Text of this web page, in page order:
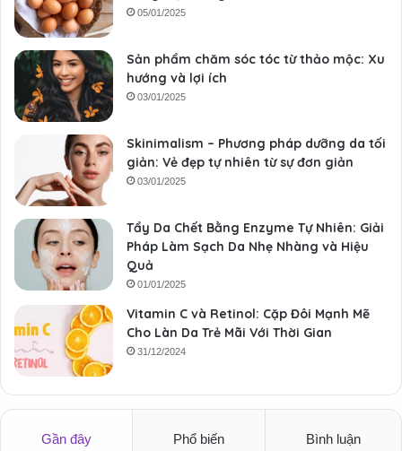
05/01/2025
Sản phẩm chăm sóc tóc từ thảo mộc: Xu
hướng và lợi ích
03/01/2025
Skinimalism – Phương pháp dưỡng da tối
giản: Vẻ đẹp tự nhiên từ sự đơn giản
03/01/2025
Tẩy Da Chết Bằng Enzyme Tự Nhiên: Giải
Pháp Làm Sạch Da Nhẹ Nhàng và Hiệu
Quả
01/01/2025
Vitamin C và Retinol: Cặp Đôi Mạnh Mẽ
Cho Làn Da Trẻ Mãi Với Thời Gian
31/12/2024
Gần đây Phổ biến Bình luận